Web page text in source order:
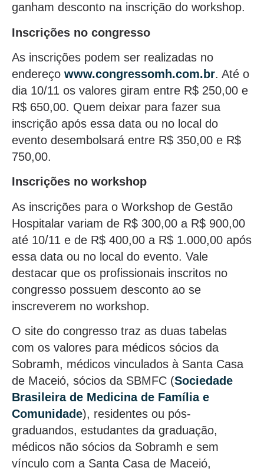
ganham desconto na inscrição do workshop.
Inscrições no congresso
As inscrições podem ser realizadas no
endereço www.congressomh.com.br. Até o
dia 10/11 os valores giram entre R$ 250,00 e
R$ 650,00. Quem deixar para fazer sua
inscrição após essa data ou no local do
evento desembolsará entre R$ 350,00 e R$
750,00.
Inscrições no workshop
As inscrições para o Workshop de Gestão
Hospitalar variam de R$ 300,00 a R$ 900,00
até 10/11 e de R$ 400,00 a R$ 1.000,00 após
essa data ou no local do evento. Vale
destacar que os profissionais inscritos no
congresso possuem desconto ao se
inscreverem no workshop.
O site do congresso traz as duas tabelas
com os valores para médicos sócios da
Sobramh, médicos vinculados à Santa Casa
de Maceió, sócios da SBMFC (Sociedade
Brasileira de Medicina de Família e
Comunidade), residentes ou pós-
graduandos, estudantes da graduação,
médicos não sócios da Sobramh e sem
vínculo com a Santa Casa de Maceió,